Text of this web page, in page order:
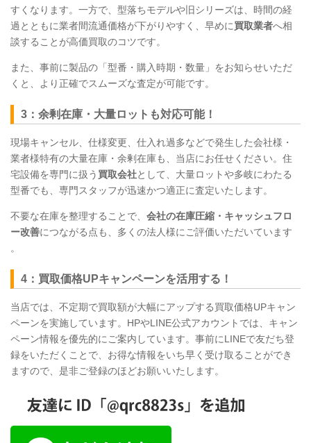
すくなります。一方で、型落ちモデルや旧シリーズは、時間の経
過とともに業者間流通価格が下がりやすく、早めに買取業者へ相
談することが高価買取のコツです。
また、事前に製品の「型番・購入時期・数量」をお知らせいただ
くと、より正確でスムーズな査定が可能です。
3：余剰在庫・大量ロットも対応可能！
現場キャンセル、仕様変更、仕入れ過多などで発生した会社様・
業者様特有の大量在庫・余剰在庫も、当店にお任せください。住
宅設備を専門に扱う 買取会社として、大量ロットや多岐にわたる
型番でも、専門スタッフが迅速かつ適正に査定いたします。
不要な在庫を整理することで、 会社の在庫圧縮・キャッシュフロ
ー改善につながる点も、多くの法人様にご評価いただいています
。
4：買取価格UPキャンペーンを活用する！
当店では、不定期で買取額が大幅にアップする買取価格UPキャン
ペーンを実施しています。HPやLINE公式アカウントでは、キャン
ペーン情報を優先的にご案内しています。事前にLINEで友だち登
録をいただくことで、お得な情報をいち早く受け取ることができ
ますので、是非ご登録のほどお願いいたします。